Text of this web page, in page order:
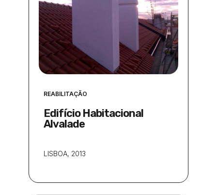
REABILITAÇÃO
Edifício Habitacional
Alvalade
LISBOA, 2013